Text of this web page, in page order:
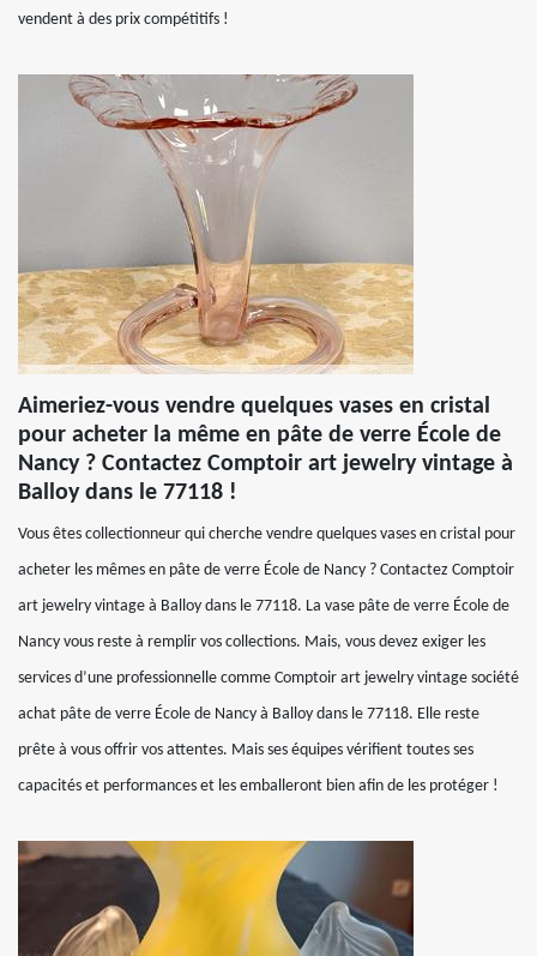
vendent à des prix compétitifs !
Aimeriez-vous vendre quelques vases en cristal
pour acheter la même en pâte de verre École de
Nancy ? Contactez Comptoir art jewelry vintage à
Balloy dans le 77118 !
Vous êtes collectionneur qui cherche vendre quelques vases en cristal pour
acheter les mêmes en pâte de verre École de Nancy ? Contactez Comptoir
art jewelry vintage à Balloy dans le 77118. La vase pâte de verre École de
Nancy vous reste à remplir vos collections. Mais, vous devez exiger les
services d’une professionnelle comme Comptoir art jewelry vintage société
achat pâte de verre École de Nancy à Balloy dans le 77118. Elle reste
prête à vous offrir vos attentes. Mais ses équipes vérifient toutes ses
capacités et performances et les emballeront bien afin de les protéger !